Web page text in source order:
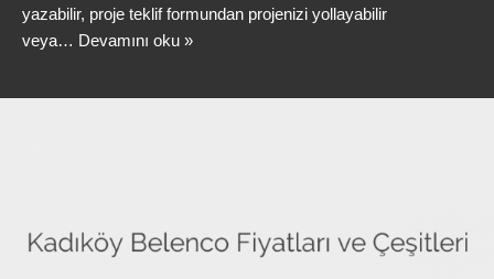
yazabilir, proje teklif formundan projenizi yollayabilir
veya… Devamını oku »